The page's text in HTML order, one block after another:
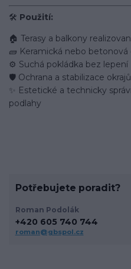
🛠️ Použití:
🏠 Terasy a balkony
🧱 Keramická nebo betonová
⚙️ Suchá pokládka bez lepení
🛡️ Ochrana a stabilizace
✨ Estetické a technicky
podlahy
Potřebujete poradit?
Roman Podolák
+420 605 740 744
roman@gbspol.cz